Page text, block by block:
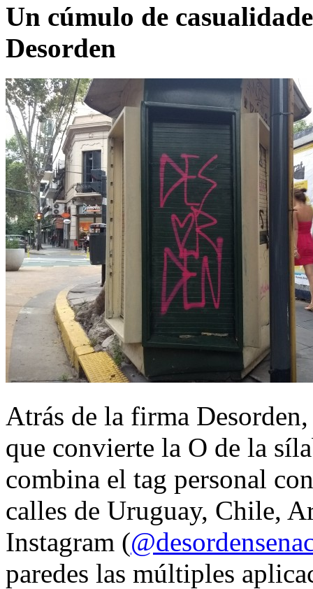
Un cúmulo de
Desorden
Atrás de la firma
que convierte la O de la
combina el tag personal
calles de Uruguay, Chile,
Instagram (
paredes las múltiples